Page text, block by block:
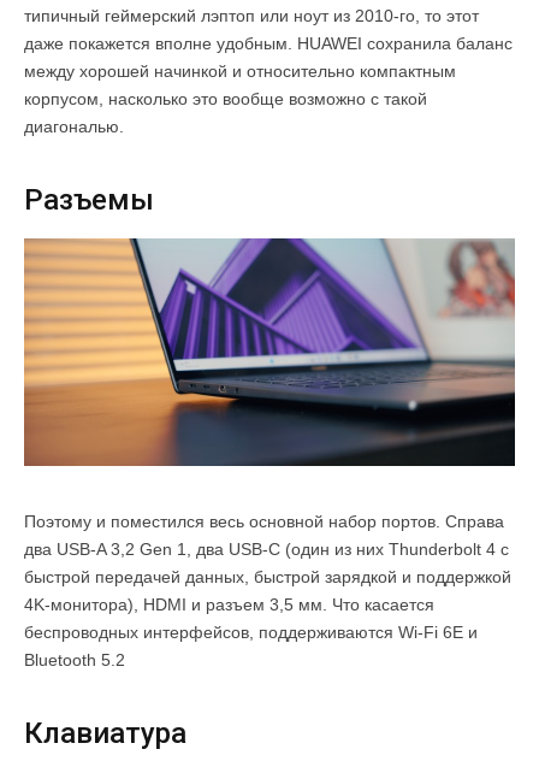
типичный геймерский лэптоп или ноут из 2010-го, то этот
даже покажется вполне удобным. HUAWEI сохранила баланс
между хорошей начинкой и относительно компактным
корпусом, насколько это вообще возможно с такой
диагональю.
Разъемы
Поэтому и поместился весь основной набор портов. Справа
два USB-A 3,2 Gen 1, два USB-C (один из них Thunderbolt 4 с
быстрой передачей данных, быстрой зарядкой и поддержкой
4K-монитора), HDMI и разъем 3,5 мм. Что касается
беспроводных интерфейсов, поддерживаются Wi-Fi 6E и
Bluetooth 5.2
Клавиатура